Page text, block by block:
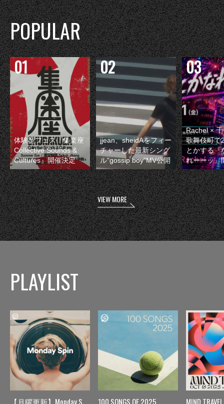
POPULAR
体験型フェス『集楽座
Collective Sounds &
Cultures』開催決定
jjean、sheidAをフィー
チャーした最新シング
ル“gossip boy”MV公開
Rachel ×
歌舞伎町で
とかする『
れーーッ』
VIEW MORE
PLAYLIST
【月曜更新】Monday Spin 100 SONGS OF 2025 MIND TRAVEL